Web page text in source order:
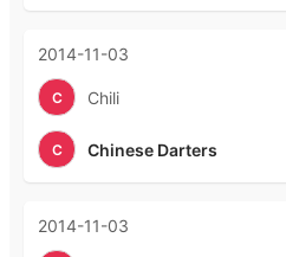
2014-11-03
C Chili
C Chinese Darters
2014-11-03